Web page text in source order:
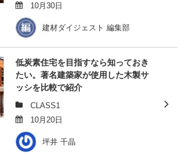
10月30日
建材ダイジェスト 編集部
低炭素住宅を目指すなら知っておき
たい。著名建築家が使用した木製サ
ッシを比較で紹介
CLASS1
10月20日
坪井 千晶